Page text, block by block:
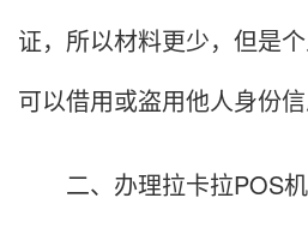
证，所以材料更少，但是
可以借用或盗用他人身份信
二、办理拉卡拉POS机